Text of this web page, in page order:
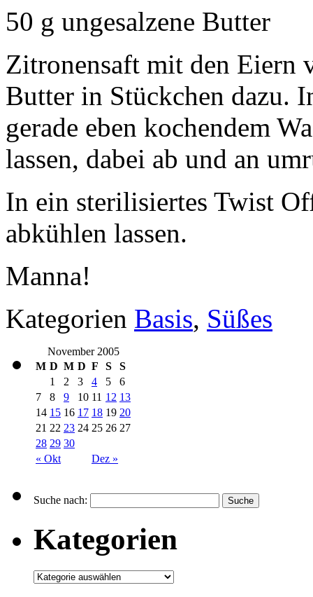
50 g ungesalzene Butter
Zitronensaft mit den Eiern
Butter in Stückchen dazu.
gerade eben kochendem
lassen, dabei ab und an
In ein sterilisiertes Twist
abkühlen lassen.
Manna!
Kategorien Basis, Süßes
November 2005
M D M D F S S
« Okt Dez »
1 2 3 4 5
6
7
8 9 10 11 12 13
14 15 16 17 18 19 20
21 22 23 24 25 26 27
28 29 30
Suche nach:
Kategorien